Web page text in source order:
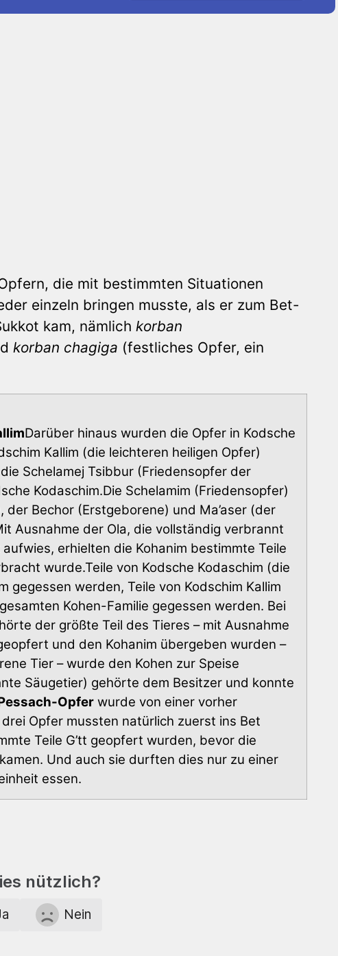
die mit bestimmten Situationen
einzeln bringen musste, als er zum Bet-
kam, nämlich korban
korban chagiga (festliches Opfer, ein
Darüber hinaus wurden die Opfer in Kodsche
Kallim (die leichteren heiligen Opfer)
Schelamej Tsibbur (Friedensopfer der
Kodaschim.Die Schelamim (Friedensopfer)
Bechor (Erstgeborene) und Ma’aser (der
Ausnahme der Ola, die vollständig verbrannt
erhielten die Kohanim bestimmte Teile
wurde.Teile von Kodsche Kodaschim (die
gegessen werden, Teile von Kodschim Kallim
Kohen-Familie gegessen werden. Bei
der größte Teil des Tieres – mit Ausnahme
und den Kohanim übergeben wurden –
Tier – wurde den Kohen zur Speise
Säugetier) gehörte dem Besitzer und konnte
Opfer wurde von einer vorher
Opfer mussten natürlich zuerst ins Bet
Teile G’tt geopfert wurden, bevor die
Und auch sie durften dies nur zu einer
essen.
nützlich?
Nein